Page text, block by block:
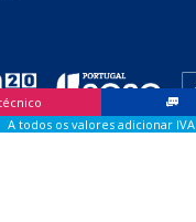
A todos os valores adicionar IVA